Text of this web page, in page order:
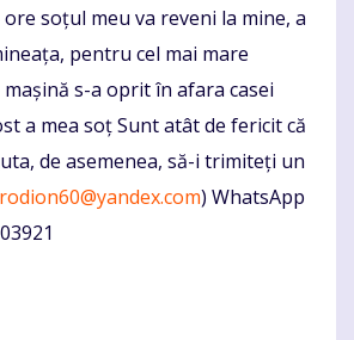
ore soțul meu va reveni la mine, a
pentru cel mai mare
s-a oprit în afara casei
a mea soț Sunt atât de fericit că
de asemenea, să-i trimiteți un
) WhatsApp